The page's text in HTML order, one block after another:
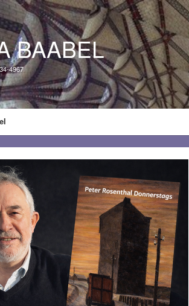
BAABEL
4967